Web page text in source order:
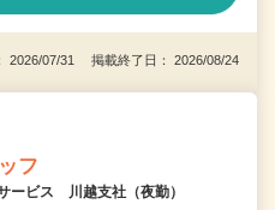
2026/07/31 掲載終了日： 2026/08/24
フ
ービス 川越支社（夜勤）